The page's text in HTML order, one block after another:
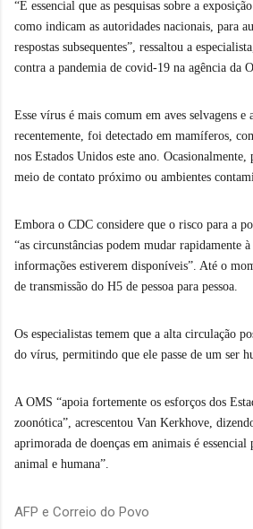
“É essencial que as pesquisas sobre a
como indicam as autoridades nacionais, para
respostas subsequentes”, ressaltou a
contra a pandemia de covid-19 na agência da
Esse vírus é mais comum em aves selvagens e
recentemente, foi detectado em mamíferos,
nos Estados Unidos este ano.
meio de contato próximo ou ambientes
Embora o CDC considere que o risco para a
“as circunstâncias podem mudar rapidamente
informações estiverem disponíveis”. Até o
de transmissão do H5 de pessoa para pessoa.
Os especialistas temem que a alta circulação
do vírus, permitindo que ele passe de um ser
A OMS “apoia fortemente os esforços dos
zoonótica”, acrescentou Van Kerkhove,
aprimorada de doenças em animais é essencial
animal e humana”.
AFP e Correio do Povo